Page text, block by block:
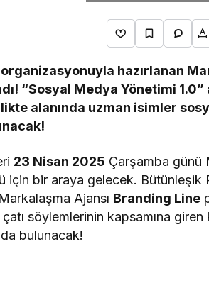
hazırlanan
“Sosyal Medya Yönetimi 1.0”
alanında uzman isimler
23 Nisan 2025 Çarşamba günü
için bir araya gelecek. Bütünleşik
Ajansı Branding Line
söylemlerinin kapsamına
bulunacak!